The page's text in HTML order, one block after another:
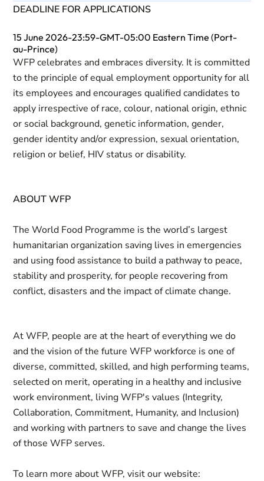
DEADLINE FOR APPLICATIONS
15 June 2026-23:59-GMT-05:00 Eastern Time (Port-
au-Prince)
WFP celebrates and embraces diversity. It is committed
to the principle of equal employment opportunity for all
its employees and encourages qualified candidates to
apply irrespective of race, colour, national origin, ethnic
or social background, genetic information, gender,
gender identity and/or expression, sexual orientation,
religion or belief, HIV status or disability.
ABOUT WFP
The World Food Programme is the world’s largest
humanitarian organization saving lives in emergencies
and using food assistance to build a pathway to peace,
stability and prosperity, for people recovering from
conflict, disasters and the impact of climate change.
At WFP, people are at the heart of everything we do
and the vision of the future WFP workforce is one of
diverse, committed, skilled, and high performing teams,
selected on merit, operating in a healthy and inclusive
work environment, living WFP's values (Integrity,
Collaboration, Commitment, Humanity, and Inclusion)
and working with partners to save and change the lives
of those WFP serves.
To learn more about WFP, visit our website: